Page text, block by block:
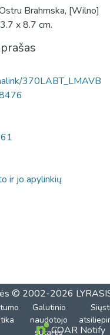
Brahmska, [Wilno]
x 8.7 cm.
370LABT_LMAVB
ir jo apylinkių
© 2002-2026
Galutinio
naudotojo
sutartisCOAR Notify